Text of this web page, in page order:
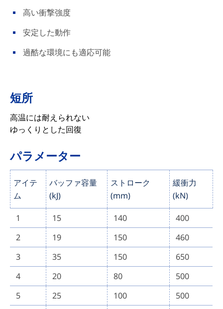
高い衝撃強度
安定した動作
過酷な環境にも適応可能
短所
高温には耐えられない
ゆっくりとした回復
パラメーター
アイテ
ム
バッファ容量
(kJ)
ストローク
(mm)
緩衝力
(kN)
1 15 140
400
2
19 150
460
3
35 150
650
4
20 80
500
5
25 100
500